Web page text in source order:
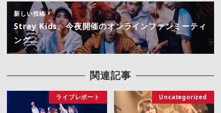
新しい投稿
Stray Kids、今夜開催のオンラインファンミーティ
ング…
関連記事
ライブレポート Uncategorized